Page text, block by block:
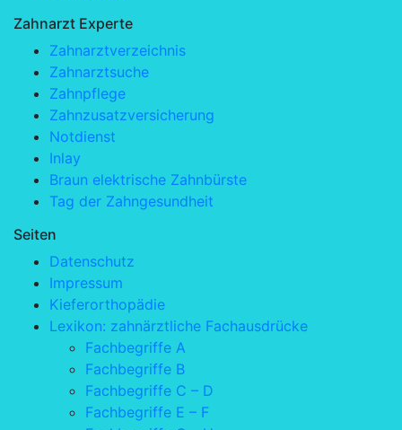
Zahnarzt Experte
Zahnarztverzeichnis
Zahnarztsuche
Zahnpflege
Zahnzusatzversicherung
Notdienst
Inlay
Braun elektrische Zahnbürste
Tag der Zahngesundheit
Seiten
Datenschutz
Impressum
Kieferorthopädie
Lexikon: zahnärztliche Fachausdrücke
Fachbegriffe A
Fachbegriffe B
Fachbegriffe C – D
Fachbegriffe E – F